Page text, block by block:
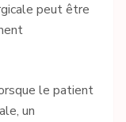
peut être
le patient
un